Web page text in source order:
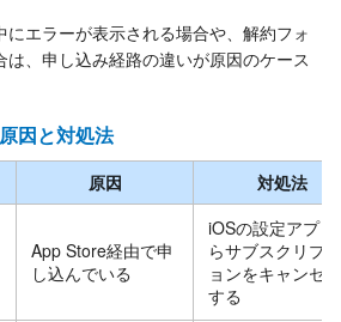
にエラーが表示される場合や、解約フォ
は、申し込み経路の違いが原因のケース
因と対処法
原因 対処法
App Store経由で申
し込んでいる
iOSの設定アプリ
らサブスクリプシ
ョンをキャンセル
する